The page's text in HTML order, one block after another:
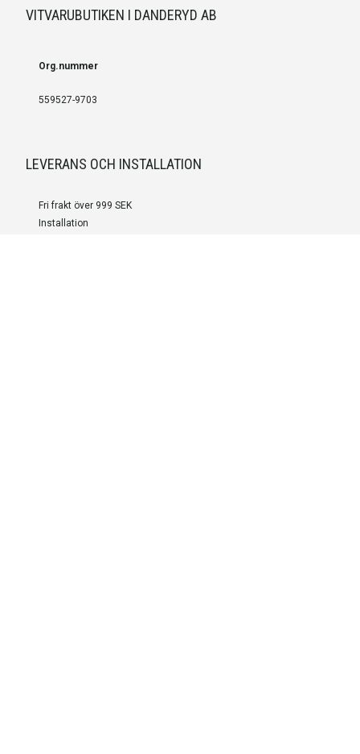
VITVARUBUTIKEN I DANDERYD AB
Org.nummer
559527-9703
LEVERANS OCH INSTALLATION
Fri frakt över 999 SEK
Installation